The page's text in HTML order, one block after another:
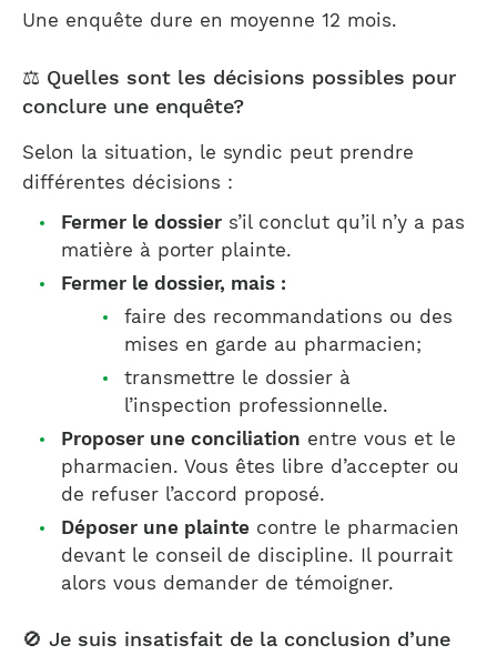
Une enquête dure en moyenne 12 mois.
⚖️ Quelles sont les décisions possibles pour
conclure une enquête?
Selon la situation, le syndic peut prendre
différentes décisions :
Fermer le dossier s’il conclut qu’il n’y a pas
matière à porter plainte.
Fermer le dossier, mais :
faire des recommandations ou des
mises en garde au pharmacien;
transmettre le dossier à
l’inspection professionnelle.
Proposer une conciliation entre vous et le
pharmacien. Vous êtes libre d’accepter ou
de refuser l’accord proposé.
Déposer une plainte contre le pharmacien
devant le conseil de discipline. Il pourrait
alors vous demander de témoigner.
🚫 Je suis insatisfait de la conclusion d’une